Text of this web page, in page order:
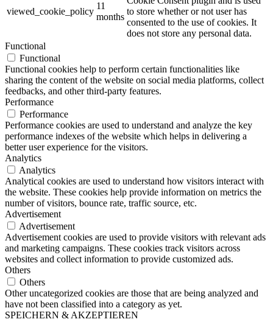
viewed_cookie_policy
11
months
to store whether or not user has
consented to the use of cookies. It
does not store any personal data.
Functional
Functional
Functional cookies help to perform certain functionalities like
sharing the content of the website on social media platforms, collect
feedbacks, and other third-party features.
Performance
Performance
Performance cookies are used to understand and analyze the key
performance indexes of the website which helps in delivering a
better user experience for the visitors.
Analytics
Analytics
Analytical cookies are used to understand how visitors interact with
the website. These cookies help provide information on metrics the
number of visitors, bounce rate, traffic source, etc.
Advertisement
Advertisement
Advertisement cookies are used to provide visitors with relevant ads
and marketing campaigns. These cookies track visitors across
websites and collect information to provide customized ads.
Others
Others
Other uncategorized cookies are those that are being analyzed and
have not been classified into a category as yet.
SPEICHERN & AKZEPTIEREN